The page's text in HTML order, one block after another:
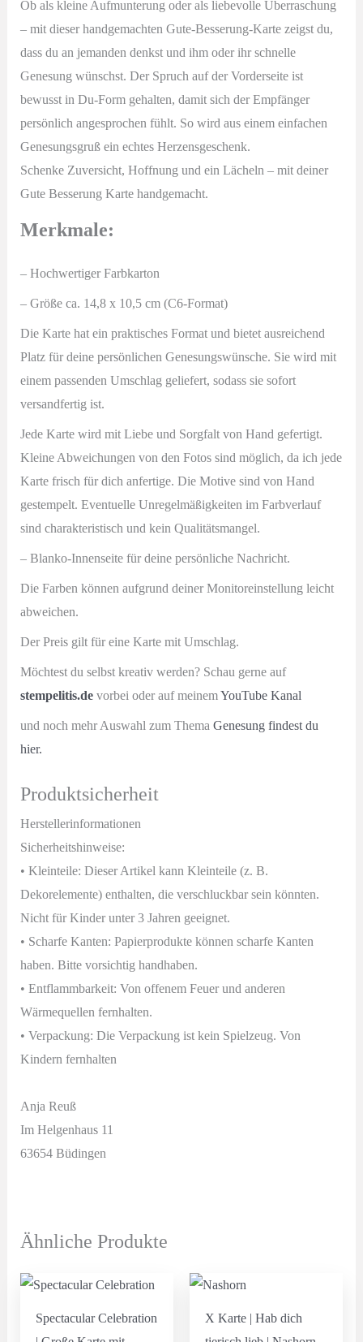
Ob als kleine Aufmunterung oder als liebevolle Überraschung
– mit dieser handgemachten Gute-Besserung-Karte zeigst du,
dass du an jemanden denkst und ihm oder ihr schnelle
Genesung wünschst. Der Spruch auf der Vorderseite ist
bewusst in Du-Form gehalten, damit sich der Empfänger
persönlich angesprochen fühlt. So wird aus einem einfachen
Genesungsgruß ein echtes Herzensgeschenk.
Schenke Zuversicht, Hoffnung und ein Lächeln – mit deiner
Gute Besserung Karte handgemacht.
Merkmale:
– Hochwertiger Farbkarton
– Größe ca. 14,8 x 10,5 cm (C6-Format)
Die Karte hat ein praktisches Format und bietet ausreichend
Platz für deine persönlichen Genesungswünsche. Sie wird mit
einem passenden Umschlag geliefert, sodass sie sofort
versandfertig ist.
Jede Karte wird mit Liebe und Sorgfalt von Hand gefertigt.
Kleine Abweichungen von den Fotos sind möglich, da ich jede
Karte frisch für dich anfertige. Die Motive sind von Hand
gestempelt. Eventuelle Unregelmäßigkeiten im Farbverlauf
sind charakteristisch und kein Qualitätsmangel.
– Blanko-Innenseite für deine persönliche Nachricht.
Die Farben können aufgrund deiner Monitoreinstellung leicht
abweichen.
Der Preis gilt für eine Karte mit Umschlag.
Möchtest du selbst kreativ werden? Schau gerne auf
stempelitis.devorbei oder auf meinemYouTube Kanal
und noch mehr Auswahl zum Thema Genesung findest du
hier.
Produktsicherheit
Herstellerinformationen
Sicherheitshinweise:
• Kleinteile: Dieser Artikel kann Kleinteile (z. B.
Dekorelemente) enthalten, die verschluckbar sein könnten.
Nicht für Kinder unter 3 Jahren geeignet.
• Scharfe Kanten: Papierprodukte können scharfe Kanten
haben. Bitte vorsichtig handhaben.
• Entflammbarkeit: Von offenem Feuer und anderen
Wärmequellen fernhalten.
• Verpackung: Die Verpackung ist kein Spielzeug. Von
Kindern fernhalten
Anja Reuß
Im Helgenhaus 11
63654 Büdingen
Ähnliche Produkte
Spectacular Celebration
X Karte | Hab dich